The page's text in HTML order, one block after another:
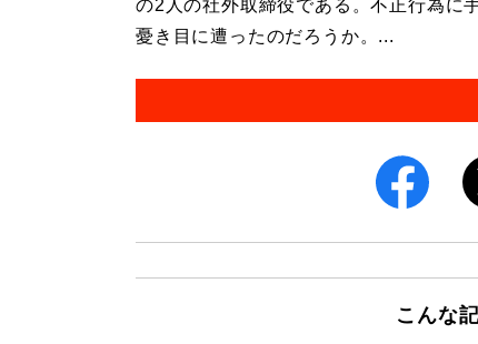
の2人の社外取締役である。不正行為に
憂き目に遭ったのだろうか。...
こんな